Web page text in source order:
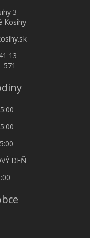
3
Kosihy
13
571
DEŇ